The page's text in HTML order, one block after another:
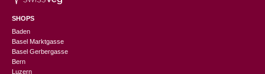
SHOPS
Baden
Basel Marktgasse
Basel Gerbergasse
Bern
Luzern